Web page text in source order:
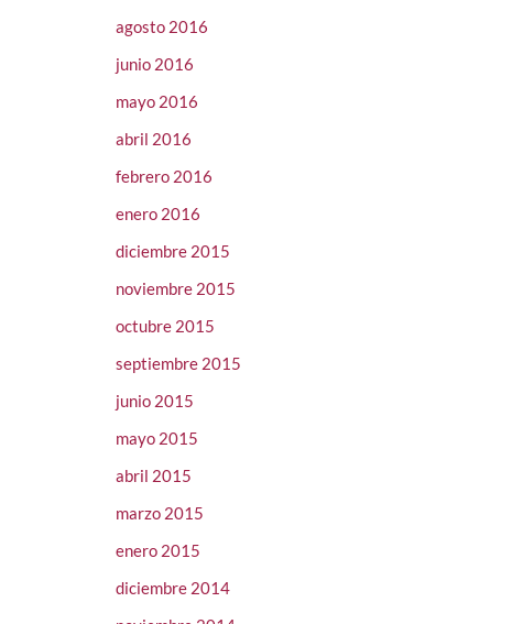
agosto 2016
junio 2016
mayo 2016
abril 2016
febrero 2016
enero 2016
diciembre 2015
noviembre 2015
octubre 2015
septiembre 2015
junio 2015
mayo 2015
abril 2015
marzo 2015
enero 2015
diciembre 2014